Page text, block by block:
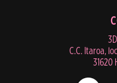
C.C. Itaroa,
31620